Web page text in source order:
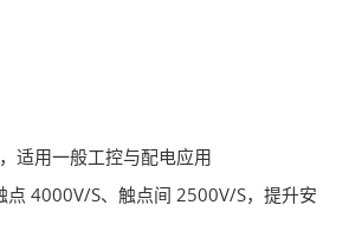
适用一般工控与配电应用
点 4000V/S、触点间 2500V/S，提升安